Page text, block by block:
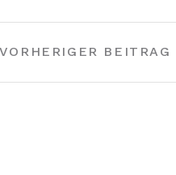
VORHERIGER BEITRAG